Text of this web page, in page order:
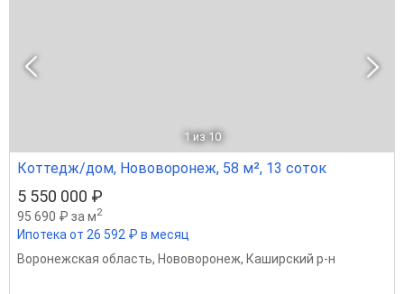
1 из 10
Коттедж/дом, Нововоронеж, 58 м², 13 соток
5 550 000 ₽
95 690 ₽ за м2
Ипотека от 26 592 ₽ в месяц
Воронежская область, Нововоронеж, Каширский р-н